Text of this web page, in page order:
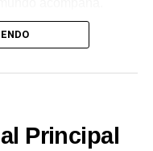
tiene un proyecto
y una visión de
US$ 85 millones.
financiados con
de Desarrollo y
Principal